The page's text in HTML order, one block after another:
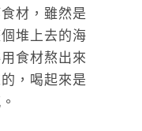
材，雖然是
堆上去的海
食材熬出來
，喝起來是